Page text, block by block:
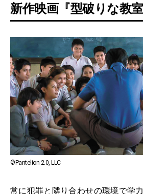
新作映画『型破りな教室
©Pantelion 2.0, LLC
常に犯罪と隣り合わせの環境で学